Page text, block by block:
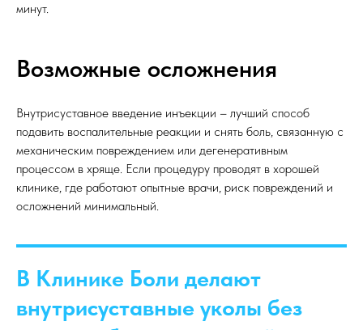
минут.
Возможные осложнения
Внутрисуставное введение инъекции – лучший способ
подавить воспалительные реакции и снять боль, связанную с
механическим повреждением или дегенеративным
процессом в хряще. Если процедуру проводят в хорошей
клинике, где работают опытные врачи, риск повреждений и
осложнений минимальный.
В Клинике Боли делают
внутрисуставные уколы без